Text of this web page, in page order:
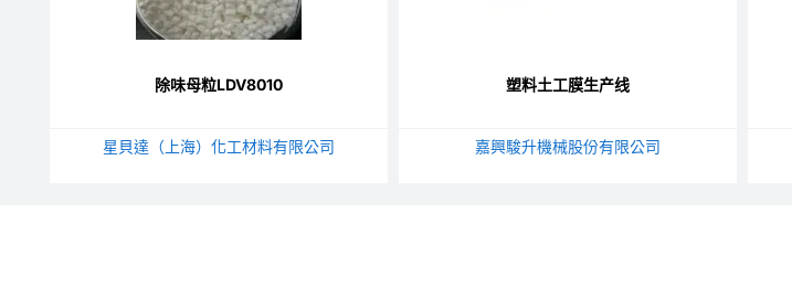
除味母粒LDV8010
星貝達（上海）化工材料有限公司
塑料土工膜生产线
嘉興駿升機械股份有限公司